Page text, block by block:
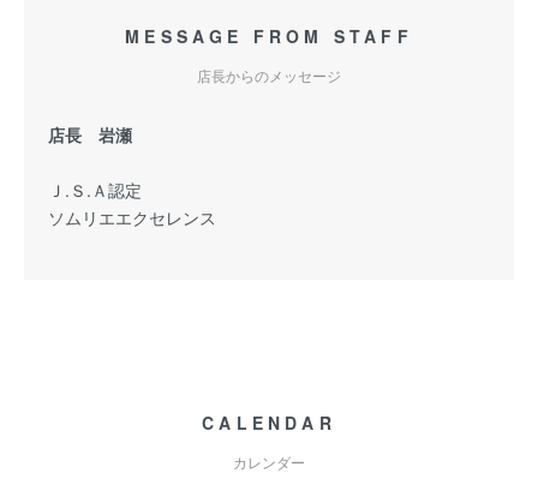
MESSAGE FROM STAFF
店長からのメッセージ
店長 岩瀬
Ｊ.Ｓ.Ａ認定
ソムリエエクセレンス
CALENDAR
カレンダー